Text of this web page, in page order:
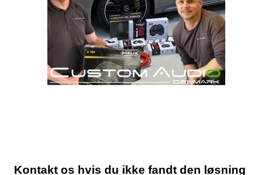
Kontakt os hvis du ikke fandt den løsning